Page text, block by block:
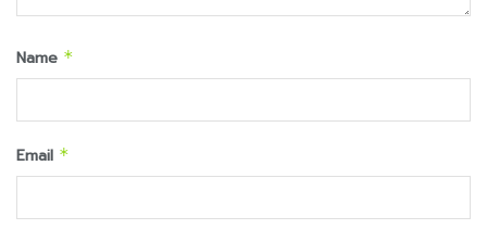
Name *
Email *